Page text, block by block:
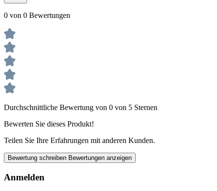
0 von 0 Bewertungen
Durchschnittliche Bewertung von 0 von 5 Sternen
Bewerten Sie dieses Produkt!
Teilen Sie Ihre Erfahrungen mit anderen Kunden.
Bewertung schreiben Bewertungen anzeigen
Anmelden